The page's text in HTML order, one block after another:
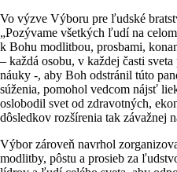
Vo výzve Výboru pre ľudské
„Pozývame všetkých ľudí na
k Bohu modlitbou, prosbami,
– každá osobu, v každej časti
náuky -, aby Boh odstránil túto
súženia, pomohol vedcom nájsť
oslobodil svet od zdravotných,
dôsledkov rozšírenia tak závažnej
Výbor zároveň navrhol
modlitby, pôstu a prosieb za